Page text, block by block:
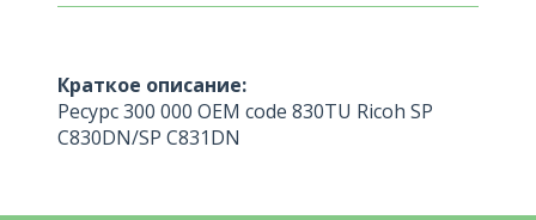
Краткое описание:
Ресурс 300 000 OEM code 830TU Ricoh SP
C830DN/SP C831DN